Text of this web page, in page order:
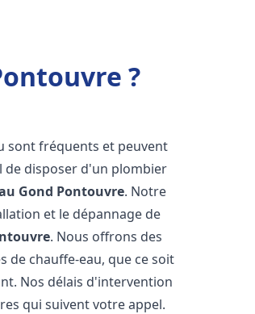
?
sont fréquents et peuvent
de disposer d'un plombier
Gond Pontouvre. Notre
et le dépannage de
. Nous offrons des
de chauffe-eau, que ce soit
Nos délais d'intervention
qui suivent votre appel.